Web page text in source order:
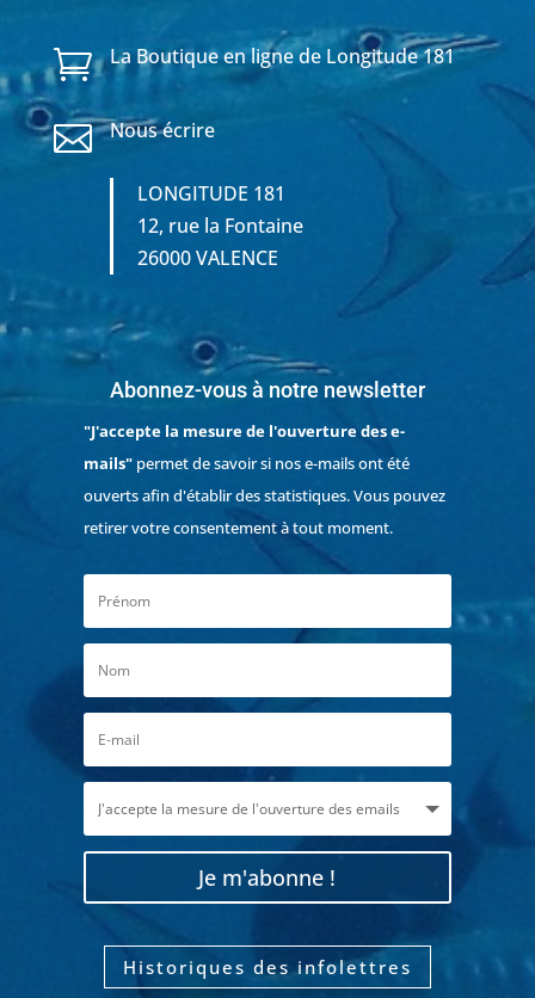
 La Boutique en ligne de Longitude 181
 Nous écrire
LONGITUDE 181
12, rue la Fontaine
26000 VALENCE
Abonnez-vous à notre newsletter
"J'accepte la mesure de l'ouverture des e-
mails"permet de savoir si nos e-mails ont été
ouverts afin d'établir des statistiques. Vous pouvez
retirer votre consentement à tout moment.
Je m'abonne !
Historiques des infolettres